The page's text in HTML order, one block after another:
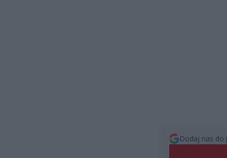
Dodaj nas do